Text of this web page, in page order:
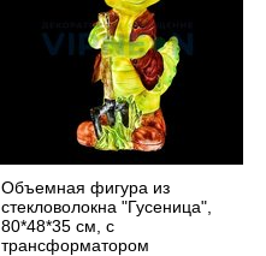
Объемная фигура из
стекловолокна "Гусеница",
80*48*35 см, с
трансформатором